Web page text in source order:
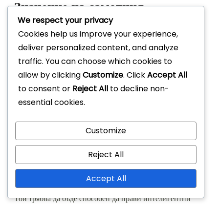
Значение на самотния
нападател в 4-2-3-1
Самотният нападател в формацията 4-2-3-1 служи
като фокусна точка на атаката. Този играч е натоварен с
реализирането на шансовете и задържането на топката,
за да включи полузащитниците в играта. Неговата
способност да създава пространство и да изтегля
защитниците може значително да повлияе на
атакуващата ефективност на отбора.
Освен това, нападателят трябва да притежава
комбинация от физическа сила и технически
способности, за да се справя в един на един ситуации.
Той трябва да бъде способен да прави интелигентни
We respect your privacy
Cookies help us improve your experience,
deliver personalized content, and analyze
traffic. You can choose which cookies to
allow by clickingCustomize. ClickAccept All
to consent or Reject All to decline non-
essential cookies.
Customize
Reject All
Accept All